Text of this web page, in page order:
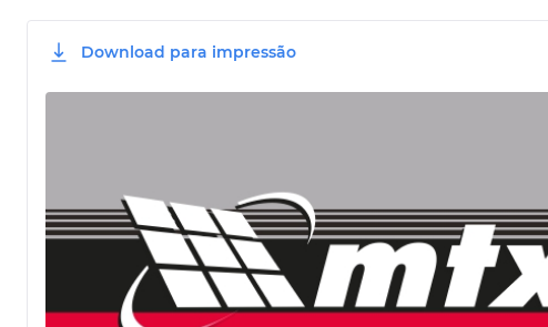
Download para impressão